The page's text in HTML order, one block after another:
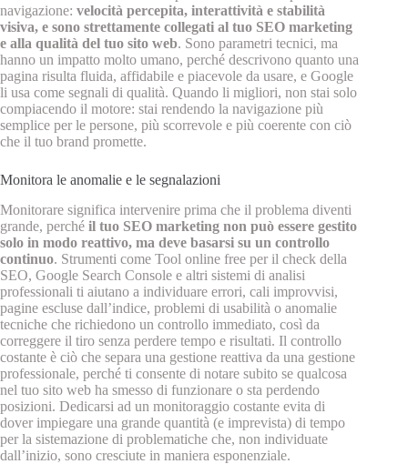
navigazione: velocità percepita, interattività e stabilità
visiva, e sono strettamente collegati al tuo SEO marketing
e alla qualità del tuo sito web. Sono parametri tecnici, ma
hanno un impatto molto umano, perché descrivono quanto una
pagina risulta fluida, affidabile e piacevole da usare, e Google
li usa come segnali di qualità. Quando li migliori, non stai solo
compiacendo il motore: stai rendendo la navigazione più
semplice per le persone, più scorrevole e più coerente con ciò
che il tuo brand promette.
Monitora le anomalie e le segnalazioni
Monitorare significa intervenire prima che il problema diventi
grande, perché il tuo SEO marketing non può essere gestito
solo in modo reattivo, ma deve basarsi su un controllo
continuo. Strumenti come Tool online free per il check della
SEO, Google Search Console e altri sistemi di analisi
professionali ti aiutano a individuare errori, cali improvvisi,
pagine escluse dall’indice, problemi di usabilità o anomalie
tecniche che richiedono un controllo immediato, così da
correggere il tiro senza perdere tempo e risultati. Il controllo
costante è ciò che separa una gestione reattiva da una gestione
professionale, perché ti consente di notare subito se qualcosa
nel tuo sito web ha smesso di funzionare o sta perdendo
posizioni. Dedicarsi ad un monitoraggio costante evita di
dover impiegare una grande quantità (e imprevista) di tempo
per la sistemazione di problematiche che, non individuate
dall’inizio, sono cresciute in maniera esponenziale.